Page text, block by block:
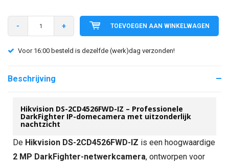
- + TOEVOEGEN AAN WINKELWAGEN
Voor 16:00 besteld is dezelfde (werk)dag verzonden!
Beschrijving
Hikvision DS-2CD4526FWD-IZ – Professionele
DarkFighter IP-domecamera met uitzonderlijk
nachtzicht
De Hikvision DS-2CD4526FWD-IZ is een hoogwaardige
2 MP DarkFighter-netwerkcamera, ontworpen voor